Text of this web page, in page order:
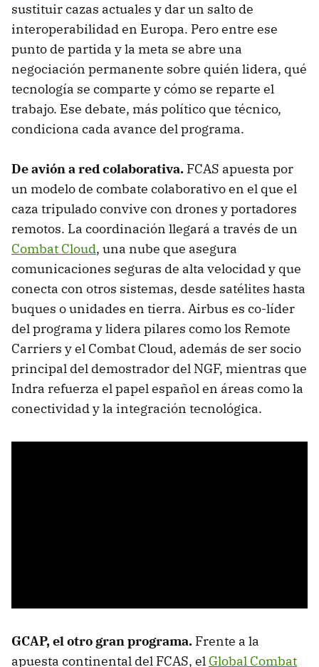
sustituir cazas actuales y dar un salto de
interoperabilidad en Europa. Pero entre ese
punto de partida y la meta se abre una
negociación permanente sobre quién lidera, qué
tecnología se comparte y cómo se reparte el
trabajo. Ese debate, más político que técnico,
condiciona cada avance del programa.
De avión a red colaborativa. FCAS apuesta por
un modelo de combate colaborativo en el que el
caza tripulado convive con drones y portadores
remotos. La coordinación llegará a través de un
Combat Cloud, una nube que asegura
comunicaciones seguras de alta velocidad y que
conecta con otros sistemas, desde satélites hasta
buques o unidades en tierra. Airbus es co-líder
del programa y lidera pilares como los Remote
Carriers y el Combat Cloud, además de ser socio
principal del demostrador del NGF, mientras que
Indra refuerza el papel español en áreas como la
conectividad y la integración tecnológica.
GCAP, el otro gran programa. Frente a la
apuesta continental del FCAS, el Global Combat